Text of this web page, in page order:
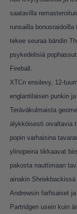
saatavilla
runsailla
tekee seuraa bändin
psykedelisiä
Fireball.
XTCn ensilevy, 12-
englantilaisen punkin
Teräväkulmaista
älykköisesti oivaltavia
popin varhaisina
ylinopeina tikkaavat
pakosta nauttimaan
ainakin
Andrewsin farfisaiset
Partridgen usein kuin